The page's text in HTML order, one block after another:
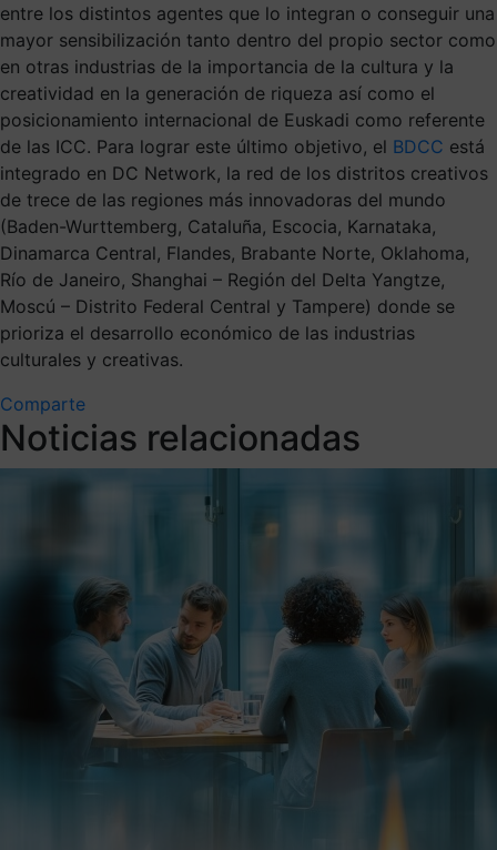
entre los distintos agentes que lo integran o conseguir una
mayor sensibilización tanto dentro del propio sector como
en otras industrias de la importancia de la cultura y la
creatividad en la generación de riqueza así como el
posicionamiento internacional de Euskadi como referente
de las ICC. Para lograr este último objetivo, el BDCC está
integrado en DC Network, la red de los distritos creativos
de trece de las regiones más innovadoras del mundo
(Baden-Wurttemberg, Cataluña, Escocia, Karnataka,
Dinamarca Central, Flandes, Brabante Norte, Oklahoma,
Río de Janeiro, Shanghai – Región del Delta Yangtze,
Moscú – Distrito Federal Central y Tampere) donde se
prioriza el desarrollo económico de las industrias
culturales y creativas.
Comparte
Noticias relacionadas